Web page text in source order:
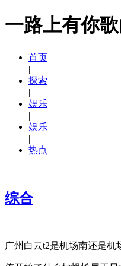
一路上有你
首页
|
探索
|
娱乐
|
娱乐
|
热点
综合
广州白云t2是机场南还是